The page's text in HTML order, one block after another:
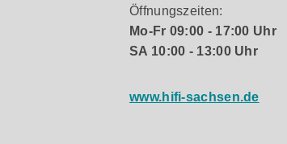
für akustische Entkopplung und
von kompakten
Erhältlich in edlen Ausführungen wie
Öffnungszeiten:
Mo-Fr 09:00 - 17:00 Uhr
SA 10:00 - 13:00 Uhr
www.hifi-sachsen.de